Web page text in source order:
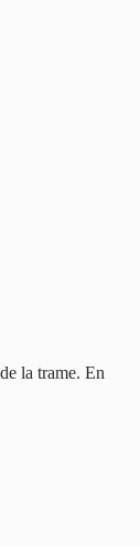
la trame. En